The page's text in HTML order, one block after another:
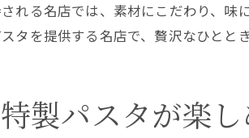
極上のパス
川口市のシ
川口市でシ
川口市のシ
れる名店では、素材にこだわり、
タを提供する名店で、贅沢なひとと
製パスタが楽